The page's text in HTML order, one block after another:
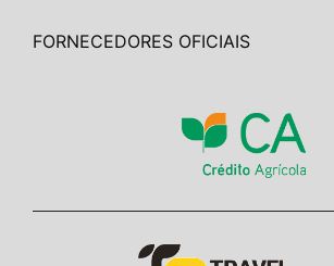
FORNECEDORES OFICIAIS